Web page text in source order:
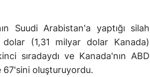
Suudi Arabistan'a yaptığı silah
(1,31 milyar dolar Kanada)
sıradaydı ve Kanada'nın ABD
67'sini oluşturuyordu.